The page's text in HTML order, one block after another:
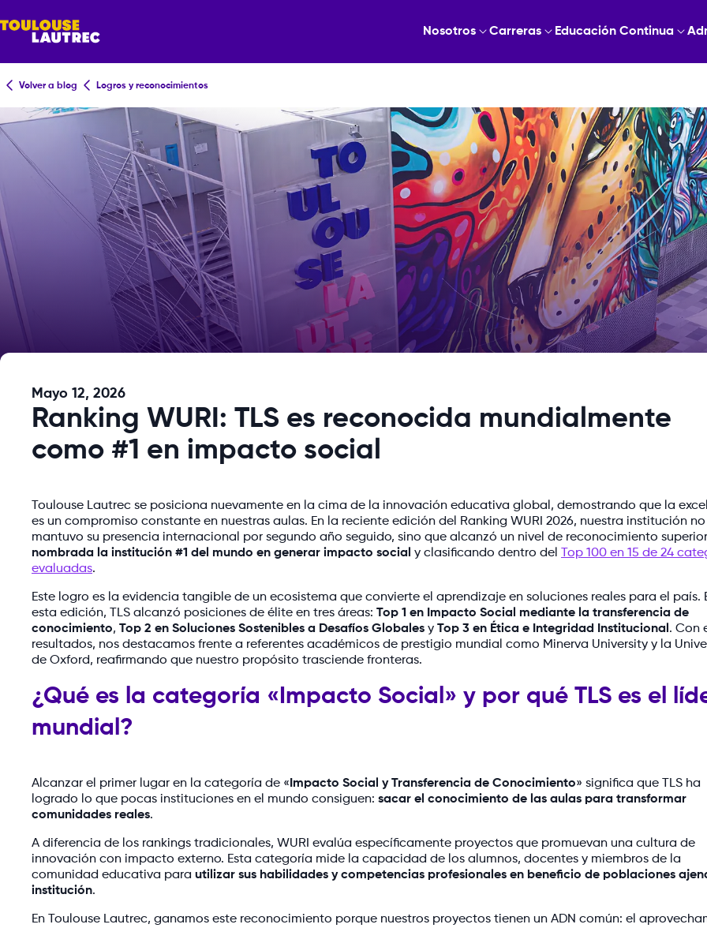
Nosotros Carreras Educación Continua
Volver a blog Logros y reconocimientos
Mayo 12, 2026
Ranking WURI: TLS es reconocida mundialmente
como #1 en impacto social
Toulouse Lautrec se posiciona nuevamente en la cima de la innovación educativa global, demostrando que la
es un compromiso constante en nuestras aulas. En la reciente edición del Ranking WURI 2026, nuestra institución
mantuvo su presencia internacional por segundo año seguido, sino que alcanzó un nivel de reconocimiento
nombrada la institución #1 del mundo en generar impacto social y clasificando dentro del
Top 100 en 15 de 24
evaluadas.
Este logro es la evidencia tangible de un ecosistema que convierte el aprendizaje en soluciones reales para el país.
esta edición, TLS alcanzó posiciones de élite en tres áreas: Top 1 en Impacto Social mediante la transferencia de
conocimiento, Top 2 en Soluciones Sostenibles a Desafíos Globales y Top 3 en Ética e Integridad Institucional . Con
resultados, nos destacamos frente a referentes académicos de prestigio mundial como Minerva University y la
de Oxford, reafirmando que nuestro propósito trasciende fronteras.
¿Qué es la categoría «Impacto Social» y por qué TLS es el
mundial?
Alcanzar el primer lugar en la categoría de « Impacto Social y Transferencia de Conocimiento» significa que TLS ha
logrado lo que pocas instituciones en el mundo consiguen: sacar el conocimiento de las aulas para transformar
comunidades reales.
A diferencia de los rankings tradicionales, WURI evalúa específicamente proyectos que promuevan una cultura de
innovación con impacto externo. Esta categoría mide la capacidad de los alumnos, docentes y miembros de la
comunidad educativa para utilizar sus habilidades y competencias profesionales en beneficio de poblaciones
institución.
En Toulouse Lautrec, ganamos este reconocimiento porque nuestros proyectos tienen un ADN común: el